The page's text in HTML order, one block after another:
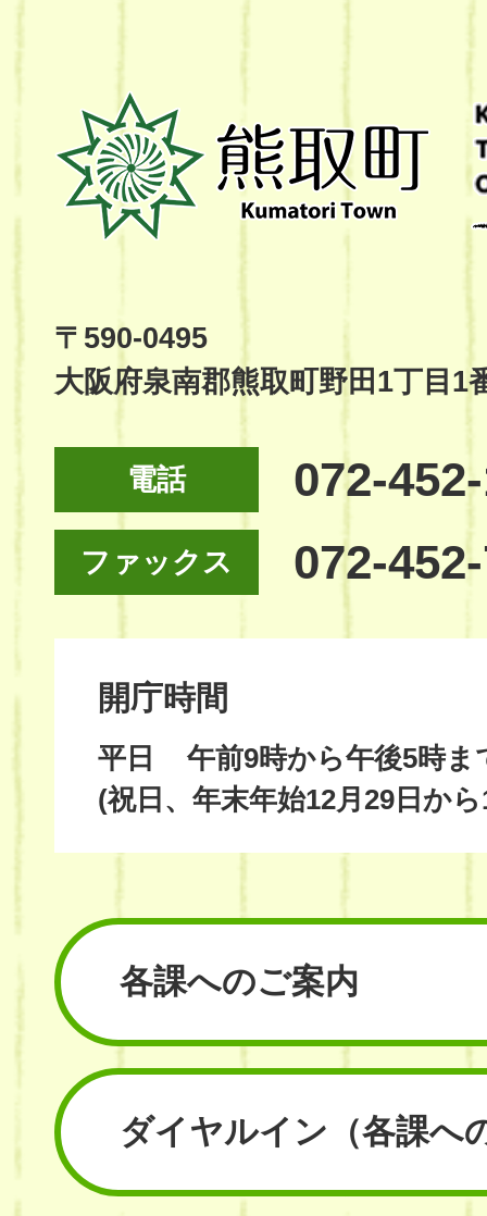
熊
取
町
Kumatori
Site
〒590-0495
大阪府泉南郡熊取町野田1丁目1
電話 072-
ファックス 072-
開庁時間
平日
午前9時から午後5時ま
(祝日、年末年始12月29日か
各課へのご案内
ダイヤルイン （各課へ